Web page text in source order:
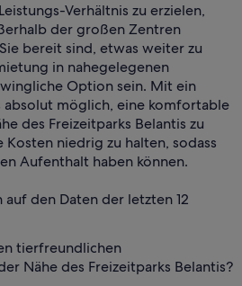
Verhältnis zu erzielen,
der großen Zentren
bereit sind, etwas weiter zu
in nahegelegenen
Option sein. Mit ein
absolut möglich, eine komfortable
des Freizeitparks Belantis zu
niedrig zu halten, sodass
Aufenthalt haben können.
den Daten der letzten 12
tierfreundlichen
Nähe des Freizeitparks Belantis?